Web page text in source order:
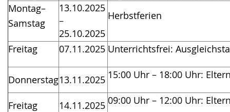
Montag–
Samstag
13.10.2025
–
25.10.2025
Herbstferien
Freitag 07.11.2025 Unterrichtsfrei:
Donnerstag13.11.2025 15:00 Uhr – 18:00 Uhr:
Freitag 14.11.2025 09:00 Uhr – 12:00 Uhr: